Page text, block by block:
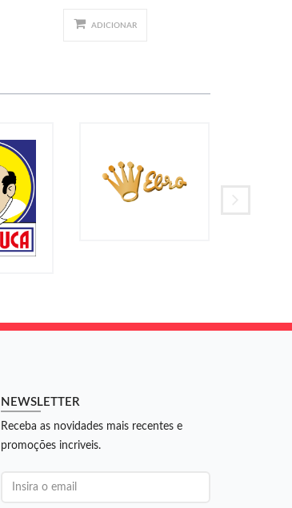
ADICIONAR
NEWSLETTER
Receba as novidades mais recentes e
promoções incriveis.